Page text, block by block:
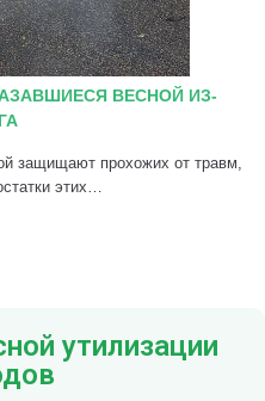
ВЕСНОЙ ИЗ-
защищают прохожих от травм,
этих…
утилизации